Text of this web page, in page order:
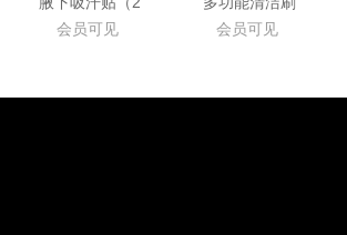
会员可见
会员可见